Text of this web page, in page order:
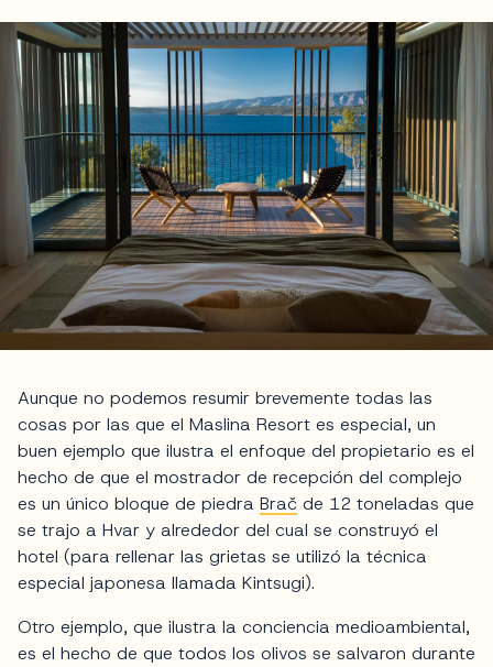
Aunque no podemos resumir brevemente todas las
cosas por las que el Maslina Resort es especial, un
buen ejemplo que ilustra el enfoque del propietario es el
hecho de que el mostrador de recepción del complejo
es un único bloque de piedra Brač de 12 toneladas que
se trajo a Hvar y alrededor del cual se construyó el
hotel (para rellenar las grietas se utilizó la técnica
especial japonesa llamada Kintsugi).
Otro ejemplo, que ilustra la conciencia medioambiental,
es el hecho de que todos los olivos se salvaron durante